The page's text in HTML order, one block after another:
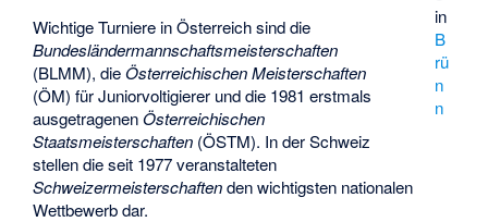
in
B
rü
n
n
Wichtige Turniere in Österreich sind die
Bundesländermannschaftsmeisterschaften
(BLMM), dieÖsterreichischen Meisterschaften
(ÖM) für Juniorvoltigierer und die 1981 erstmals
ausgetragenenÖsterreichischen
Staatsmeisterschaften (ÖSTM). In der Schweiz
stellen die seit 1977 veranstalteten
Schweizermeisterschaftenden wichtigsten nationalen
Wettbewerb dar.